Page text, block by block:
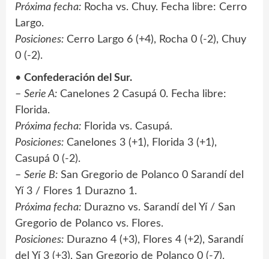
Próxima fecha: Rocha vs. Chuy. Fecha libre: Cerro
Largo.
Posiciones: Cerro Largo 6 (+4), Rocha 0 (-2), Chuy
0 (-2).
• Confederación del Sur.
– Serie A: Canelones 2 Casupá 0. Fecha libre:
Florida.
Próxima fecha: Florida vs. Casupá.
Posiciones: Canelones 3 (+1), Florida 3 (+1),
Casupá 0 (-2).
– Serie B: San Gregorio de Polanco 0 Sarandí del
Yí 3 / Flores 1 Durazno 1.
Próxima fecha: Durazno vs. Sarandí del Yí / San
Gregorio de Polanco vs. Flores.
Posiciones: Durazno 4 (+3), Flores 4 (+2), Sarandí
del Yí 3 (+3), San Gregorio de Polanco 0 (-7).